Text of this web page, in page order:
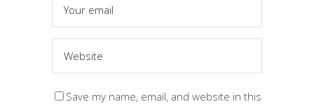
Save my name, email, and website in this